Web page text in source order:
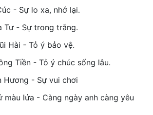
- Sự lo xa, nhớ lại.
Tư - Sự trong trắng.
Hài - Tỏ ý bảo vệ.
Tiền - Tỏ ý chúc sống lâu.
Hương - Sự vui chơi
màu lửa - Càng ngày anh càng yêu